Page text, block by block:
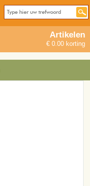
Artikelen
€ 0.00 korting